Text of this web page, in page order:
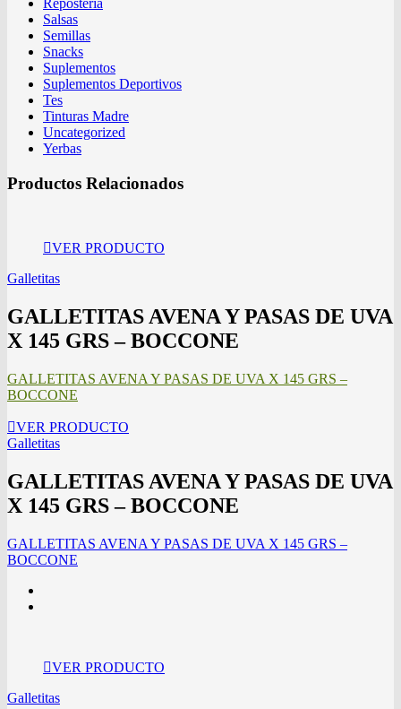
Salsas
Semillas
Snacks
Suplementos
Suplementos Deportivos
Tes
Tinturas Madre
Uncategorized
Yerbas
Productos Relacionados
VER PRODUCTO
Galletitas
GALLETITAS AVENA Y PASAS DE UVA
X 145 GRS – BOCCONE
GALLETITAS AVENA Y PASAS DE UVA X 145 GRS –
BOCCONE
VER PRODUCTO
Galletitas
GALLETITAS AVENA Y PASAS DE UVA
X 145 GRS – BOCCONE
GALLETITAS AVENA Y PASAS DE UVA X 145 GRS –
BOCCONE
VER PRODUCTO
Galletitas